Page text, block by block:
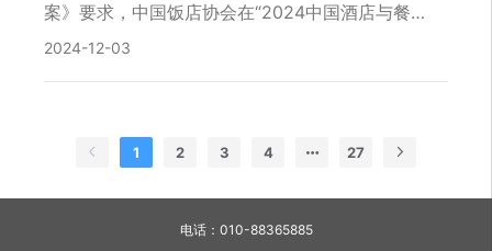
案》要求，中国饭店协会在“2024中国酒店与餐饮
业品牌发展大会”期间联合50家行业企业发布《绿
见》、中共中央办公厅 国务院办公厅《粮食节约和
反食品浪费行动方案》、以及商务部等9部门《关
于促进餐饮业高质量发展的指导意见》，积极宣贯
《绿色餐饮经营与管理》国家标准，共同推动餐饮
2024-12-03
1 2 3 4 27
电话：010-88365885